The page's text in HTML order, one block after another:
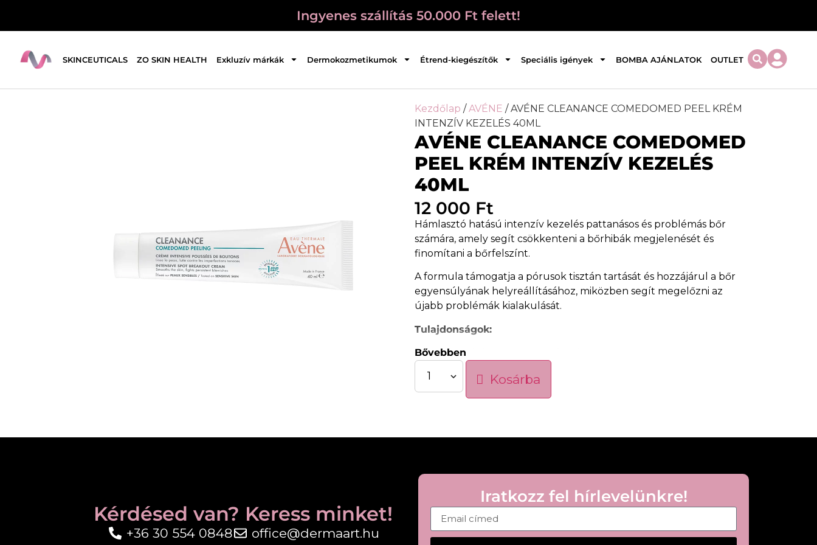
Ingyenes szállítás 50.000 Ft felett!
SKINCEUTICALS ZO SKIN HEALTH Exkluzív márkák Dermokozmetikumok Étrend-kiegészítők Speciális igények BOMBA AJÁNLATOK OUTLET
Kezdőlap /AVÉNE / AVÉNE CLEANANCE COMEDOMED PEEL KRÉM
INTENZÍV KEZELÉS 40ML
AVÉNE CLEANANCE COMEDOMED
PEEL KRÉM INTENZÍV KEZELÉS
40ML
12 000 Ft
Hámlasztó hatású intenzív kezelés pattanásos és problémás bőr
számára, amely segít csökkenteni a bőrhibák megjelenését és
finomítani a bőrfelszínt.
A formula támogatja a pórusok tisztán tartását és hozzájárul a bőr
egyensúlyának helyreállításához, miközben segít megelőzni az
újabb problémák kialakulását.
Tulajdonságok:
Intenzív kezelés pattanásos bőrre
Segít tisztán tartani a pórusokat
Csökkenti a bőrhibák megjelenését
Használat:
Használjon mellette fényvédőt nappal.
Bővebben
Kosárba
Iratkozz fel hírlevelünkre!
Kérdésed van? Keress minket!
+36 30 554 0848 office@dermaart.hu